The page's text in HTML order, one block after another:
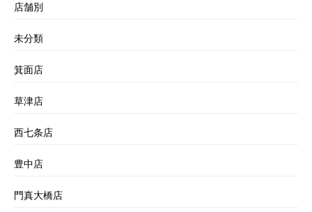
店舗別
未分類
箕面店
草津店
西七条店
豊中店
門真大橋店